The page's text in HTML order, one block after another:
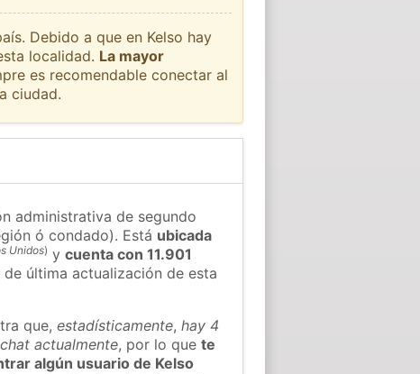
Debido a que en Kelso hay
localidad. La mayor
es recomendable conectar al
ciudad.
administrativa de segundo
ó condado). Está ubicada
Unidos) ycuenta con 11.901
de última actualización de esta
que,estadísticamente,hay 4
actualmente, por lo quete
algún usuario de Kelso